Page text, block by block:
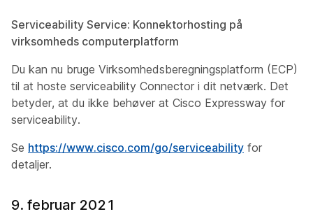
Serviceability Service: Konnektorhosting på
virksomheds computerplatform
Du kan nu bruge Virksomhedsberegningsplatform (ECP)
til at hoste serviceability Connector i dit netværk. Det
betyder, at du ikke behøver at Cisco Expressway for
serviceability.
Se https://www.cisco.com/go/serviceability for
detaljer.
9. februar 2021